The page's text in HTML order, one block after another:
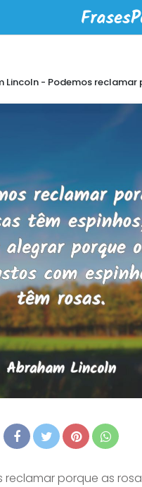
Lincoln - Podemos reclamar
reclamar porque as